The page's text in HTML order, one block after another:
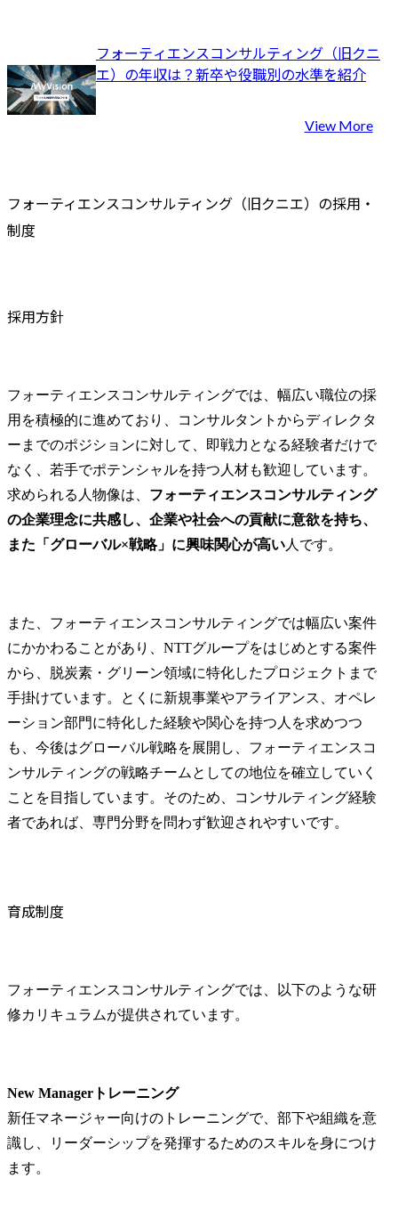
フォーティエンスコンサルティング（旧クニ
エ）の年収は？新卒や役職別の水準を紹介
View More
フォーティエンスコンサルティング（旧クニエ）の採用・
制度
採用方針
フォーティエンスコンサルティングでは、幅広い職位の採
用を積極的に進めており、コンサルタントからディレクタ
ーまでのポジションに対して、即戦力となる経験者だけで
なく、若手でポテンシャルを持つ人材も歓迎しています。
求められる人物像は、 フォーティエンスコンサルティング
の企業理念に共感し、企業や社会への貢献に意欲を持ち、
また「グローバル×戦略」に興味関心が高い人です。
また、フォーティエンスコンサルティングでは幅広い案件
にかかわることがあり、NTTグループをはじめとする案件
から、脱炭素・グリーン領域に特化したプロジェクトまで
手掛けています。とくに新規事業やアライアンス、オペレ
ーション部門に特化した経験や関心を持つ人を求めつつ
も、今後はグローバル戦略を展開し、フォーティエンスコ
ンサルティングの戦略チームとしての地位を確立していく
ことを目指しています。そのため、コンサルティング経験
者であれば、専門分野を問わず歓迎されやすいです。
育成制度
フォーティエンスコンサルティングでは、以下のような研
修カリキュラムが提供されています。
New Managerトレーニング
新任マネージャー向けのトレーニングで、部下や組織を意
識し、リーダーシップを発揮するためのスキルを身につけ
ます。